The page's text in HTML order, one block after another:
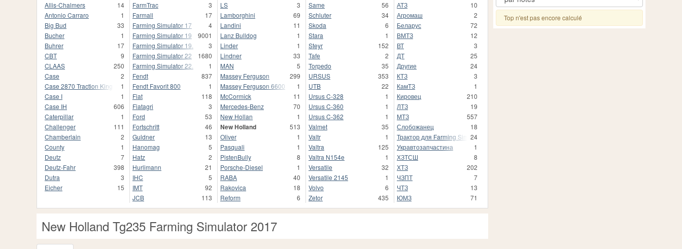
Allis-Chalmers
14
Antonio Carraro
1
Big Bud
33
Bucher
1
Buhrer
17
CBT
9
CLAAS
250
Case
2
Case 2870 Traction King
1
Case I
1
Case IH
606
Caterpillar
1
Challenger
111
Chamberlain
2
County
1
Deutz
7
Deutz-Fahr
398
Dutra
3
Eicher
15
FarmTrac
3
Farmall
17
Farming Simulator 17
4
Farming Simulator 19
9001
Farming Simulator 19.
3
Farming Simulator 22
1680
Farming Simulator 22.
1
Fendt
837
Fendt Favorit 800
1
Fiat
118
Fiatagri
3
Ford
53
Fortschritt
46
Guldner
13
Hanomag
5
Hatz
2
Hurlimann
21
IHC
5
IMT
92
JCB
113
LS
3
Lamborghini
69
Landini
11
Lanz Bulldog
1
Linder
1
Lindner
33
MAN
5
Massey Ferguson
299
Massey Ferguson 6600
1
McCormick
11
Mercedes-Benz
70
New Hollan
1
New Holland
513
Oliver
1
Pasquali
1
PistenBully
8
Porsche-Diesel
1
RABA
40
Rakovica
18
Reform
6
Same
56
Schluter
34
Skoda
6
Stara
1
Steyr
152
Tafe
2
Torpedo
35
URSUS
353
UTB
22
Ursus C-328
1
Ursus C-360
1
Ursus C-362
1
Valmet
35
Valtr
1
Valtra
125
Valtra N154e
1
Versatile
32
Versatile 2145
1
Volvo
6
Zetor
435
АТЗ
10
Агромаш
2
Беларус
72
ВМТЗ
12
ВТ
3
ДТ
25
Другие
24
КТЗ
3
КамТЗ
1
Кировец
210
ЛТЗ
19
МТЗ
557
Слобожанец
18
Трактор для Farming Simulator 19
24
Укравтозапчастина
1
ХЗТСШ
8
ХТЗ
202
ЧЗПТ
7
ЧТЗ
13
ЮМЗ
71
New Holland Tg235 Farming Simulator 2017
Top n'est pas encore calculé